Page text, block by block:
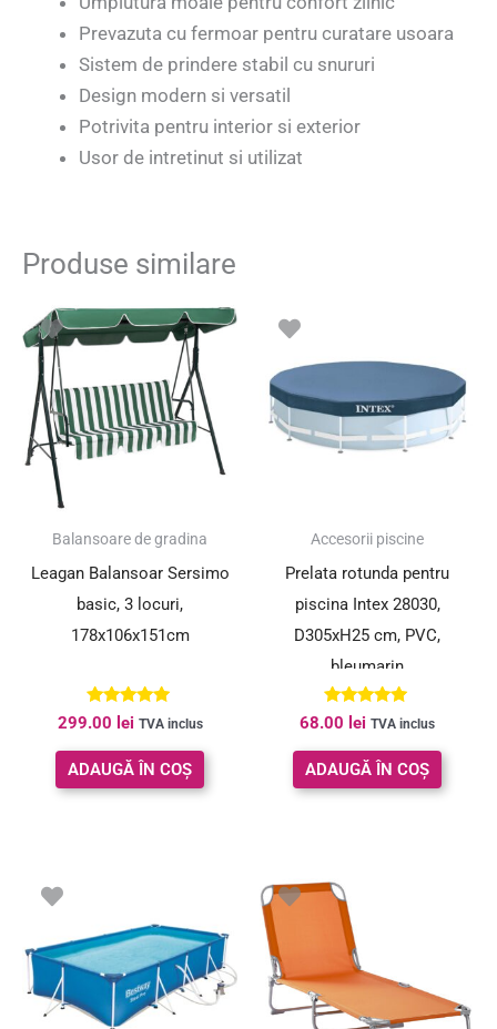
Prevazuta cu fermoar pentru curatare usoara
Sistem de prindere stabil cu snururi
Design modern si versatil
Potrivita pentru interior si exterior
Usor de intretinut si utilizat
Produse similare
Balansoare de gradina
Leagan Balansoar Sersimo
basic, 3 locuri,
178x106x151cm
Evaluat la
4.90
din 5
299.00 lei TVA inclus
ADAUGĂ ÎN COȘ
Accesorii piscine
Prelata rotunda pentru
piscina Intex 28030,
D305xH25 cm, PVC,
bleumarin
Evaluat la
5.00
din 5
68.00 lei TVA inclus
ADAUGĂ ÎN COȘ
fost:
759.00 lei.
699.00 lei.
a
fost:
149.00 lei.